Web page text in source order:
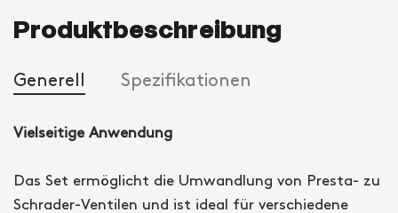
Produktbeschreibung
Generell Spezifikationen
Vielseitige Anwendung
Das Set ermöglicht die Umwandlung von Presta- zu
Schrader-Ventilen und ist ideal für verschiedene